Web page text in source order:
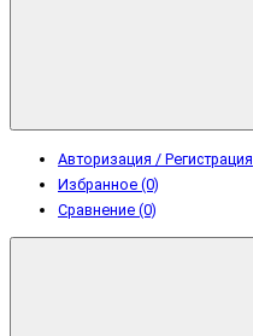
Авторизация / Регистрация
Избранное (0)
Сравнение (0)